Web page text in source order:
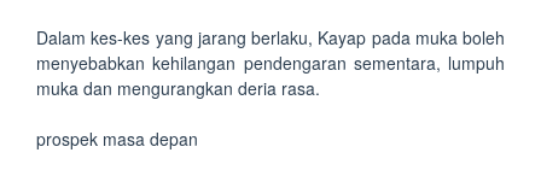
Dalam kes-kes yang jarang berlaku, Kayap pada muka boleh
menyebabkan kehilangan pendengaran sementara, lumpuh
muka dan mengurangkan deria rasa.
prospek masa depan